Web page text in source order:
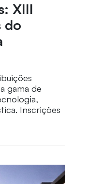
XIII
do
gama de
Inscrições